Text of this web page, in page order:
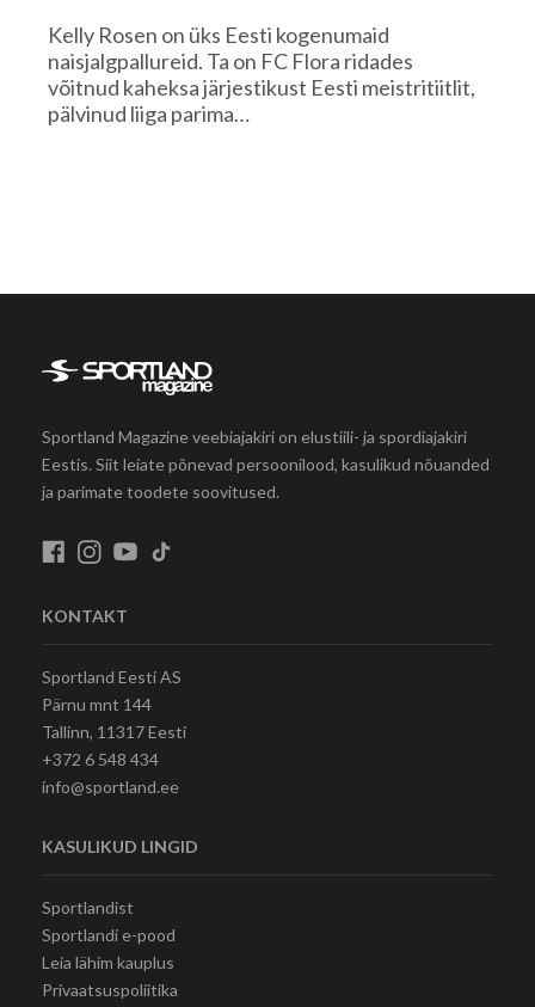
Kelly Rosen on üks Eesti kogenumaid
naisjalgpallureid. Ta on FC Flora ridades
võitnud kaheksa järjestikust Eesti meistritiitlit,
pälvinud liiga parima…
Sportland Magazine veebiajakiri on elustiili- ja spordiajakiri
Eestis. Siit leiate põnevad persoonilood, kasulikud nõuanded
ja parimate toodete soovitused.
KONTAKT
Sportland Eesti AS
Pärnu mnt 144
Tallinn, 11317 Eesti
+372 6 548 434
info@sportland.ee
KASULIKUD LINGID
Sportlandist
Sportlandi e-pood
Leia lähim kauplus
Privaatsuspoliitika